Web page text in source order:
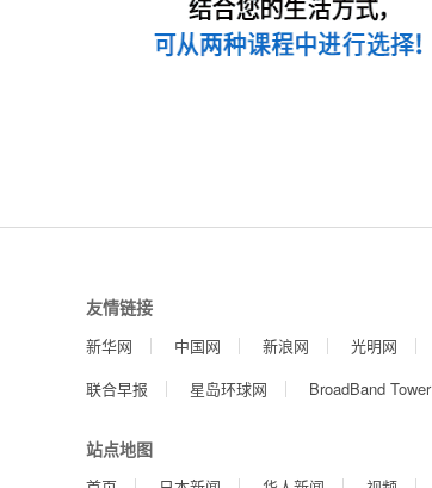
友情链接
新华网 中国网 新浪网 光明网
联合早报
星岛环球网 BroadBand Tower
站点地图